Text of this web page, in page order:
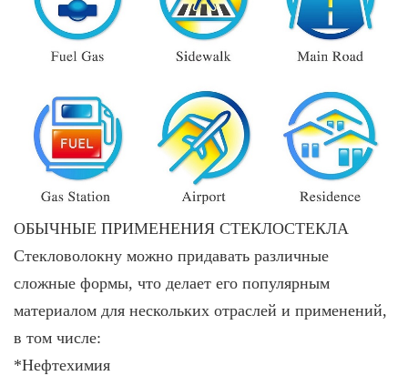
ОБЫЧНЫЕ ПРИМЕНЕНИЯ СТЕКЛОСТЕКЛА
Стекловолокну можно придавать различные
сложные формы, что делает его популярным
материалом для нескольких отраслей и применений,
в том числе:
*Нефтехимия